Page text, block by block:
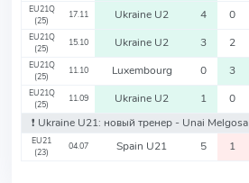
EU21Q
(25)
17.11 Ukraine U2 4 0
EU21Q
(25)
15.10 Ukraine U2 3 2
EU21Q
(25)
11.10 Luxembourg 0 3
EU21Q
(25)
11.09 Ukraine U2 1 0
❗️ Ukraine U21: новый тренер - Unai Melgosa
EU21
(23)
04.07 Spain U21 5 1